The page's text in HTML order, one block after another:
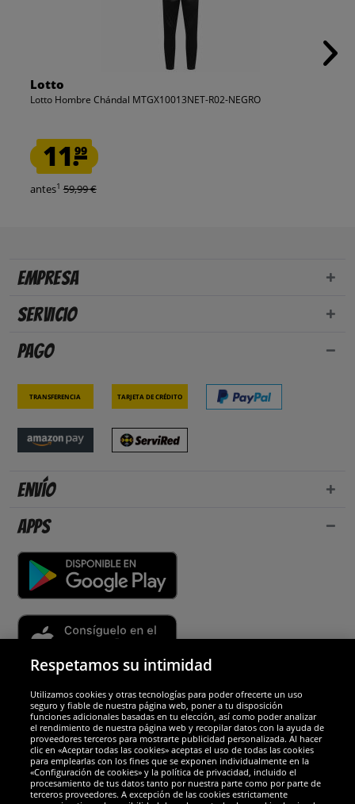
Lotto
Lotto Hombre Chándal MTGX10013NET-R02-NEGRO
11.99
antes1 59,99 €
Empresa
Servicio
Pago
Transferencia Tarjeta de crédito
Envío
Apps
Socios y seguridad
Galardones
Respetamos su intimidad
Utilizamos cookies y otras tecnologías para poder ofrecerte un uso
seguro y fiable de nuestra página web, poner a tu disposición
funciones adicionales basadas en tu elección, así como poder analizar
el rendimiento de nuestra página web y recopilar datos con la ayuda de
proveedores terceros para mostrarte publicidad personalizada. Al hacer
clic en «Aceptar todas las cookies» aceptas el uso de todas las cookies
para emplearlas con los fines que se exponen individualmente en la
«Configuración de cookies» y la política de privacidad, incluido el
procesamiento de tus datos tanto por nuestra parte como por parte de
terceros proveedores. A excepción de las cookies estrictamente